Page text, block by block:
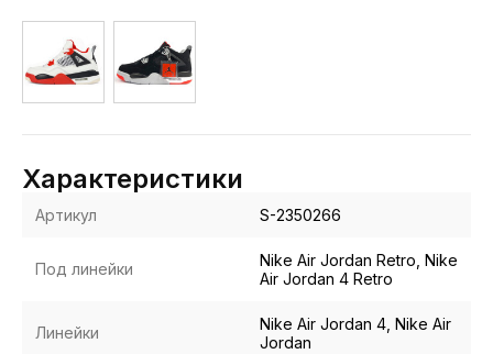
Характеристики
Артикул S-2350266
Под линейки
Nike Air Jordan Retro, Nike
Air Jordan 4 Retro
Линейки
Nike Air Jordan 4, Nike Air
Jordan